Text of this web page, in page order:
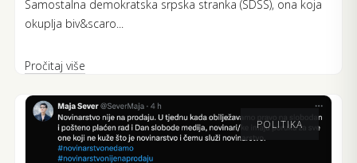
Samostalna demokratska srpska stranka (SDSS), ona koja
okuplja biv&scaro...
Pročitaj više
POLITIKA